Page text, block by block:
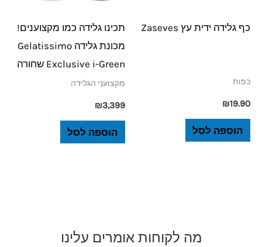
כף גלידה ידית עץ Zaseves
כפות
₪19.90
הוספה לסל
תכינו גלידה כמו מקצוענים!
מכונת גלידה Gelatissimo
Exclusive i-Green שחורה
מקצועני הגלידה
₪3,399
הוספה לסל
מה לקוחות אומרים עלינו